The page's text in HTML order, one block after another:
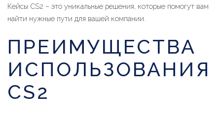
Кейсы CS2 – это уникальные решения, которые помогут вам
найти нужные пути для вашей компании.
ПРЕИМУЩЕСТВА
ИСПОЛЬЗОВАНИЯ
CS2